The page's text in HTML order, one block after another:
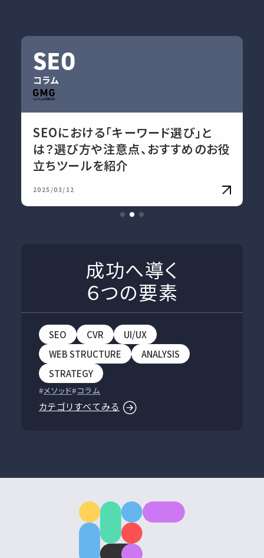
SEO
コラム
SEOにおける「キーワード選び」と
は？選び方や注意点、おすすめのお役
立ちツールを紹介
2025/03/12
成功へ導く
６つの要素
SEO CVR
UI/UX
WEB STRUCTURE
ANALYSIS
STRATEGY
メソッド コラム
カテゴリすべてみる